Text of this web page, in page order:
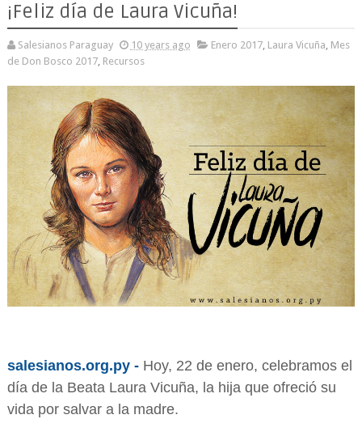
¡Feliz día de Laura Vicuña!
Salesianos Paraguay 10 years ago Enero 2017, Laura Vicuña Mes
de Don Bosco 2017, Recursos
salesianos.org.py - Hoy, 22 de enero, celebramos el
día de la Beata Laura Vicuña, la hija que ofreció su
vida por salvar a la madre.